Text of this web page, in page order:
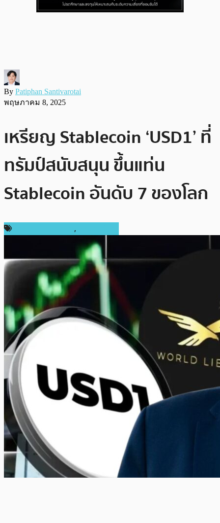
By Patiphan Santivarotai
พฤษภาคม 8, 2025
เหรียญ Stablecoin ‘USD1’ ที่
ทรัมป์สนับสนุน ขึ้นแท่น
Stablecoin อันดับ 7 ของโลก
,